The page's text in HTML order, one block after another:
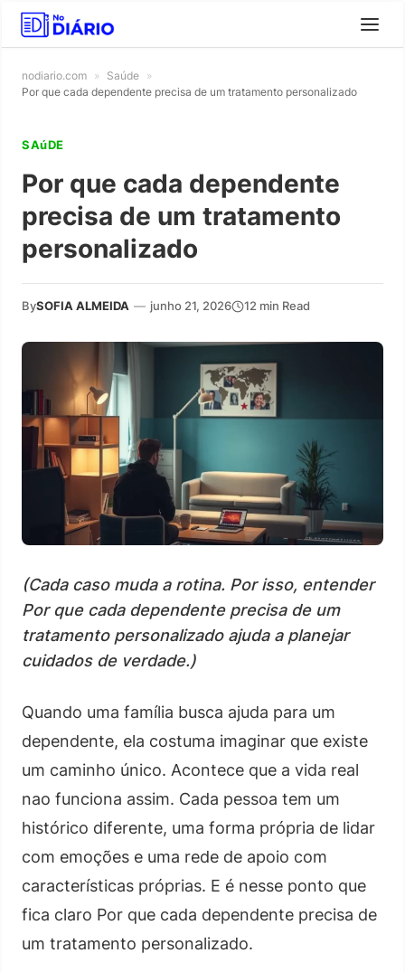
nodiario.com » Saúde »
Por que cada dependente precisa de um tratamento personalizado
SAúDE
Por que cada dependente
precisa de um tratamento
personalizado
BySOFIA ALMEIDA — junho 21, 2026 12 min Read
(Cada caso muda a rotina. Por isso, entender
Por que cada dependente precisa de um
tratamento personalizado ajuda a planejar
cuidados de verdade.)
Quando uma família busca ajuda para um
dependente, ela costuma imaginar que existe
um caminho único. Acontece que a vida real
nao funciona assim. Cada pessoa tem um
histórico diferente, uma forma própria de lidar
com emoções e uma rede de apoio com
características próprias. E é nesse ponto que
fica claro Por que cada dependente precisa de
um tratamento personalizado.